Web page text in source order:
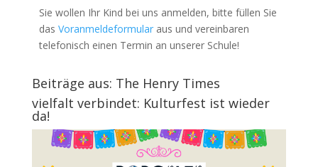
Sie wollen Ihr Kind bei uns anmelden, bitte füllen Sie
das Voranmeldeformularaus und vereinbaren
telefonisch einen Termin an unserer Schule!
Beiträge aus: The Henry Times
vielfalt verbindet: Kulturfest ist wieder
da!